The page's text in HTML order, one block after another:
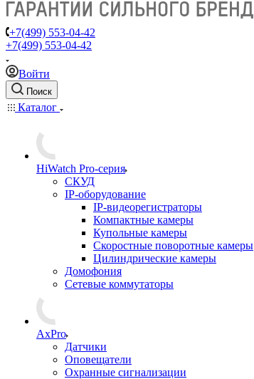
+7(499) 553-04-42
+7(499) 553-04-42
Войти
Поиск
Каталог
HiWatch Pro-серия
CКУД
IP-оборудование
IP-видеорегистраторы
Компактные камеры
Купольные камеры
Скоростные поворотные камеры
Цилиндрические камеры
Домофония
Сетевые коммутаторы
AxPro
Датчики
Оповещатели
Охранные сигнализации